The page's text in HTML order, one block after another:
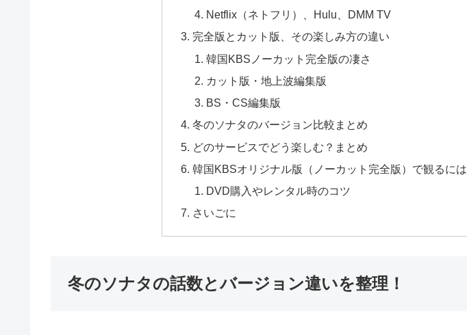
Netflix（ネトフリ）、Hulu、DMM TV
完全版とカット版、その楽しみ方の違い
韓国KBSノーカット完全版の凄さ
カット版・地上波編集版
BS・CS編集版
冬のソナタのバージョン比較まとめ
どのサービスでどう楽しむ？まとめ
韓国KBSオリジナル版（ノーカット完全版）で観るには
DVD購入やレンタル時のコツ
さいごに
冬のソナタの話数とバージョン違いを整理！